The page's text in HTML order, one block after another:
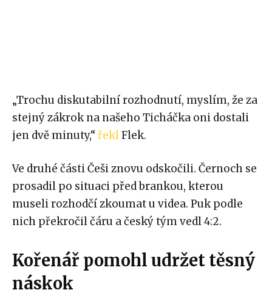
„Trochu diskutabilní rozhodnutí, myslím, že za
stejný zákrok na našeho Ticháčka oni dostali
jen dvě minuty,“ řeklFlek.
Ve druhé části Češi znovu odskočili. Černoch se
prosadil po situaci před brankou, kterou
museli rozhodčí zkoumat u videa. Puk podle
nich překročil čáru a český tým vedl 4:2.
Kořenář pomohl udržet těsný
náskok